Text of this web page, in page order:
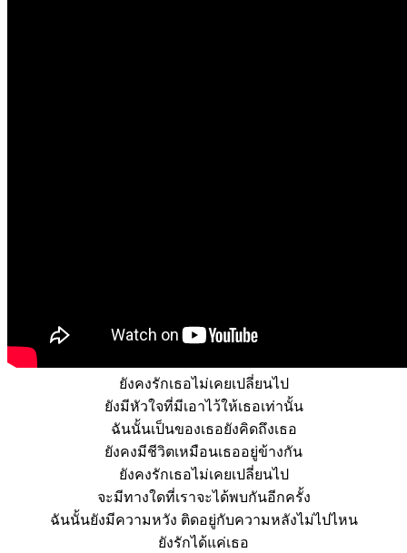
ยังคงรักเธอไม่เคยเปลี่ยนไป
ยังมีหัวใจที่มีเอาไว้ให้เธอเท่านั้น
ฉันนั้นเป็นของเธอยังคิดถึงเธอ
ยังคงมีชีวิตเหมือนเธออยู่ข้างกัน
ยังคงรักเธอไม่เคยเปลี่ยนไป
จะมีทางใดที่เราจะได้พบกันอีกครั้ง
ฉันนั้นยังมีความหวัง ติดอยู่กับความหลังไม่ไปไหน
ยังรักได้แค่เธอ